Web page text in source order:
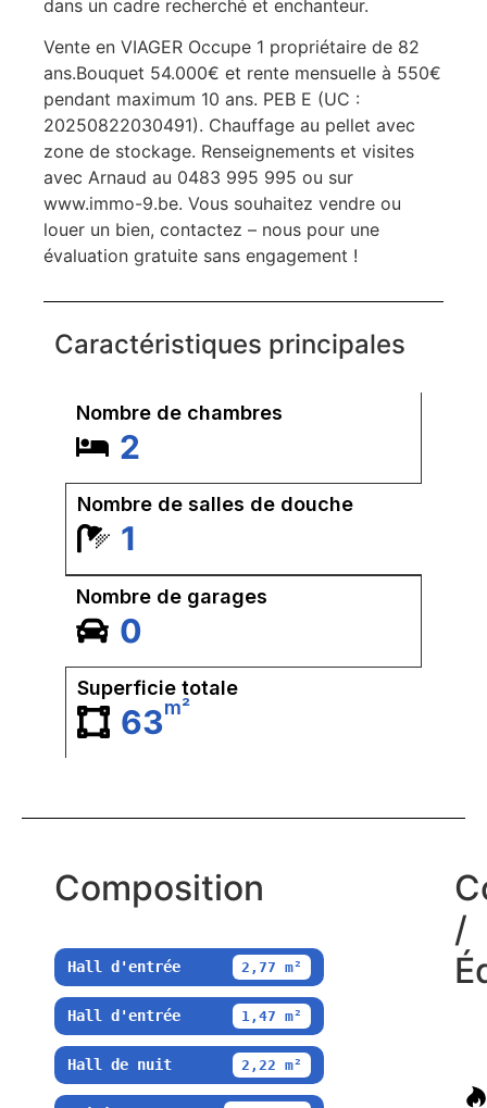
dans un cadre recherché et enchanteur.
Vente en VIAGER Occupe 1 propriétaire de 82
ans.Bouquet 54.000€ et rente mensuelle à 550€
pendant maximum 10 ans. PEB E (UC :
20250822030491). Chauffage au pellet avec
zone de stockage. Renseignements et visites
avec Arnaud au 0483 995 995 ou sur
www.immo-9.be. Vous souhaitez vendre ou
louer un bien, contactez – nous pour une
évaluation gratuite sans engagement !
Caractéristiques principales
Nombre de chambres
2
Nombre de salles de douche
1
Nombre de garages
0
Superficie totale
63m²
Composition
Hall d'entrée 2,77 m²
Hall d'entrée 1,47 m²
Hall de nuit 2,22 m²
/